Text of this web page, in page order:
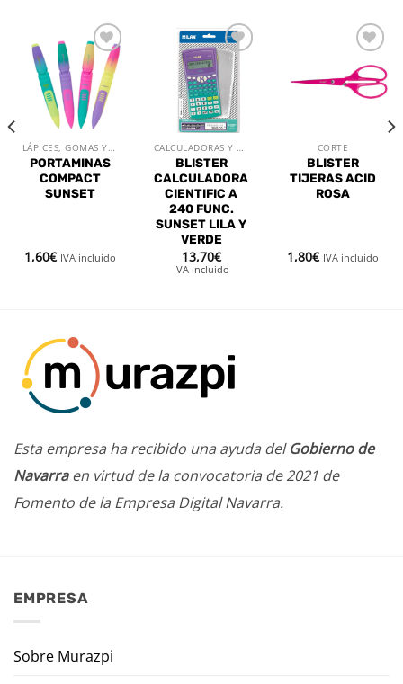
Añadir
a la
lista de
deseos
LÁPICES, GOMAS Y SACAPUNTAS
PORTAMINAS
COMPACT
SUNSET
1,60€ IVA incluido
Añadir
a la
lista de
deseos
CALCULADORAS Y RELOJES
BLISTER
CALCULADORA
CIENTIFIC A
240 FUNC.
SUNSET LILA Y
VERDE
13,70€
IVA incluido
Añadir
a la
lista de
deseos
CORTE
BLISTER
TIJERAS ACID
ROSA
1,80€ IVA incluido
Esta empresa ha recibido una ayuda delGobierno de
Navarraen virtud de la convocatoria de 2021 de
Fomento de la Empresa Digital Navarra.
EMPRESA
Sobre Murazpi